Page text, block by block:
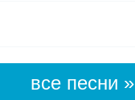
все песни »